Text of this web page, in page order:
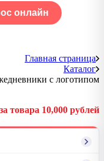
онлайн
Главная страница
Каталог
с логотипом
товара 10,000 рублей